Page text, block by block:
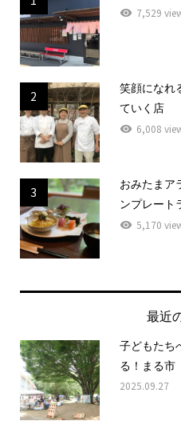
7,529
2
笑顔になれ
ていく店
6,008
3
おみたま
ンプレート
5,170
最近
子どもたち
る！まる
2025.09.27